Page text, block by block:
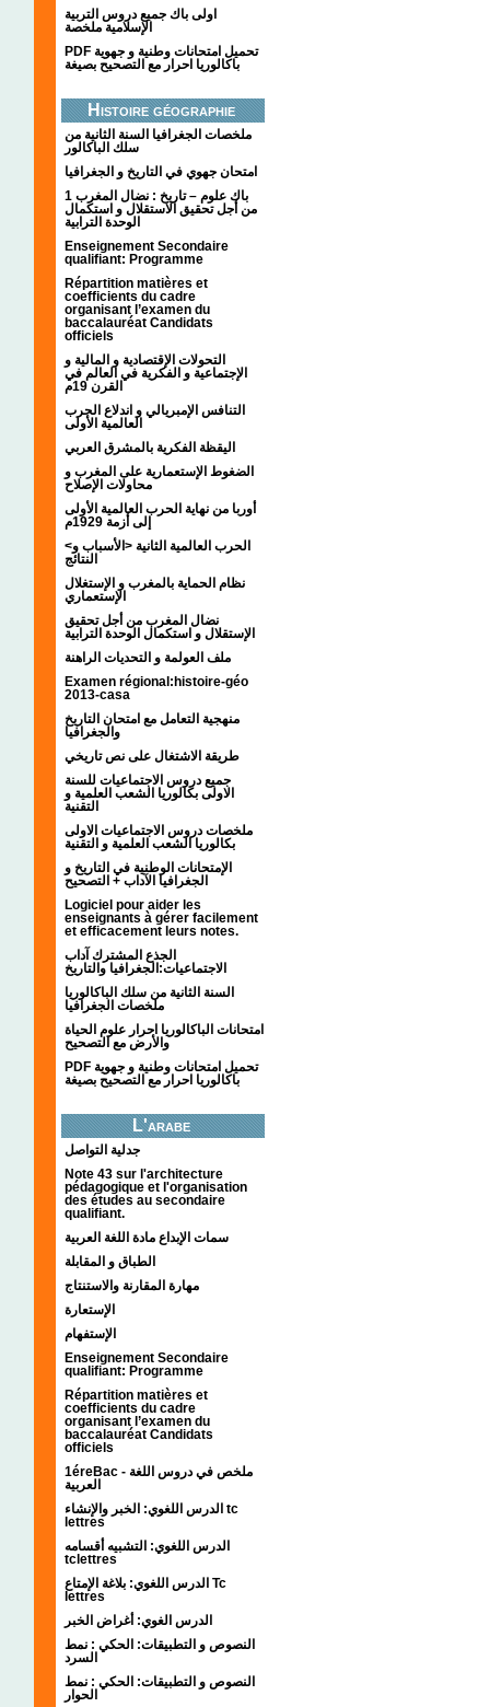
اولى باك جميع دروس التربية
الإسلامية ملخصة
PDF تحميل امتحانات وطنية و جهوية
باكالوريا احرار مع التصحيح بصيغة
Histoire géographie
ملخصات الجغرافيا السنة الثانية من
سلك الباكالور
امتحان جهوي في التاريخ و الجغرافيا
1 باك علوم – تاريخ : نضال المغرب
من أجل تحقيق الاستقلال و استكمال
الوحدة الترابية
Enseignement Secondaire
qualifiant: Programme
Répartition matières et
coefficients du cadre
organisant l’examen du
baccalauréat Candidats
officiels
التحولات الإقتصادية و المالية و
الإجتماعية و الفكرية في العالم في
القرن 19م
التنافس الإمبريالي و اندلاع الحرب
العالمية الأولى
اليقظة الفكرية بالمشرق العربي
الضغوط الإستعمارية على المغرب و
محاولات الإصلاح
أوربا من نهاية الحرب العالمية الأولى
إلى أزمة 1929م
<الحرب العالمية الثانية <الأسباب و
النتائج
نظام الحماية بالمغرب و الإستغلال
الإستعماري
نضال المغرب من أجل تحقيق
الإستقلال و استكمال الوحدة الترابية
ملف العولمة و التحديات الراهنة
Examen régional:histoire-géo
2013-casa
منهجية التعامل مع امتحان التاريخ
والجغرافيا
طريقة الاشتغال على نص تاريخي
جميع دروس الاجتماعيات للسنة
الاولى بكالوريا الشعب العلمية و
التقنية
ملخصات دروس الاجتماعيات الاولى
بكالوريا الشعب العلمية و التقنية
الإمتحانات الوطنية في التاريخ و
الجغرافيا الآداب + التصحيح
Logiciel pour aider les
enseignants à gérer facilement
et efficacement leurs notes.
الجذع المشترك آداب
الاجتماعيات:الجغرافيا والتاريخ
السنة الثانية من سلك الباكالوريا
ملخصات الجغرافيا
امتحانات الباكالوريا احرار علوم الحياة
والأرض مع التصحيح
PDF تحميل امتحانات وطنية و جهوية
باكالوريا احرار مع التصحيح بصيغة
L'arabe
جدلية التواصل
Note 43 sur l'architecture
pédagogique et l'organisation
des études au secondaire
qualifiant.
سمات الإبداع مادة اللغة العربية
الطباق و المقابلة
مهارة المقارنة والاستنتاج
الإستعارة
الإستفهام
Enseignement Secondaire
qualifiant: Programme
Répartition matières et
coefficients du cadre
organisant l’examen du
baccalauréat Candidats
officiels
1éreBac - ملخص في دروس اللغة
العربية
الدرس اللغوي: الخبر والإنشاء tc
lettres
الدرس اللغوي: التشبيه أقسامه
tclettres
الدرس اللغوي: بلاغة الإمتاع Tc
lettres
الدرس الغوي: أغراض الخبر
النصوص و التطبيقات: الحكي : نمط
السرد
النصوص و التطبيقات: الحكي : نمط
الحوار